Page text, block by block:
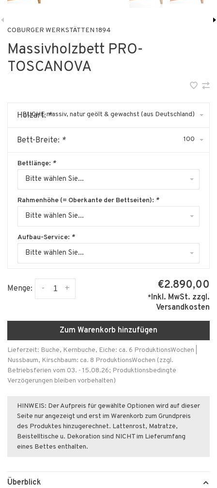
COBURGER WERKSTÄTTEN 1894
Massivholzbett PRO-
TOSCANOVA
Holzart:*
BUCHE massiv, natur geölt & gewachst (aus Deutschland)
Bett-Breite: * 100
Bettlänge: *
Bitte wählen Sie...
Rahmenhöhe (= Oberkante der Bettseiten): *
Bitte wählen Sie...
Aufbau-Service: *
Bitte wählen Sie...
Menge: +
- €2.890,00
*Inkl. MwSt. zzgl.
Versandkosten
Zum Warenkorb hinzufügen
Lieferzeit: Buche, Kernbuche, Eiche: ca. 6 ProduktionsWochen |
Nussbaum, Kirschbaum: ca. 8 ProduktionsWochen (zzgl.
Betriebsferien vom 03. - 15.08.26; Produktionsbedingte
Verzögerungen bleiben vorbehalten)
HINWEIS: Der Aufpreis für gewählte Optionen wird auf dieser
Seite nur angezeigt und erst im Warenkorb zum Grundpreis
des Produktes hinzugerechnet. Lattenrost, Matratze,
Beistelltische u. Dekoration sind NICHT im Lieferumfang
eines Bettes enthalten.
Überblick